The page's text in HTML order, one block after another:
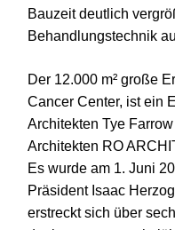
Bauzeit deutlich
Behandlungstechnik
Der 12.000 m² große
Cancer Center, ist ein
Architekten Tye
Architekten RO
Es wurde am 1. Juni
Präsident Isaac
erstreckt sich über